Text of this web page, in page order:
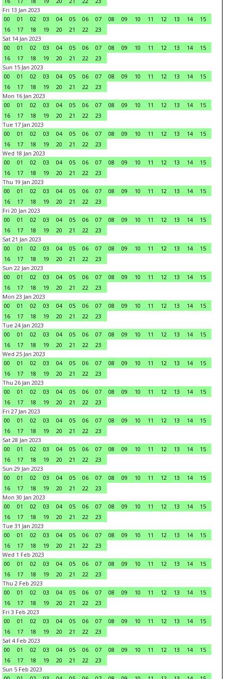
Fri 13 Jan 2023
00
01 02 03 04 05 06 07 08 09 10 11 12 13 14
15
16
17 18 19 20 21 22
23
Sat 14 Jan 2023
00
01 02 03 04 05 06 07 08 09 10 11 12 13 14
15
16
17 18 19 20 21 22
23
Sun 15 Jan 2023
00
01 02 03 04 05 06 07 08 09 10 11 12 13 14
15
16
17 18 19 20 21 22
23
Mon 16 Jan 2023
00
01 02 03 04 05 06 07 08 09 10 11 12 13 14
15
16
17 18 19 20 21 22
23
Tue 17 Jan 2023
00
01 02 03 04 05 06 07 08 09 10 11 12 13 14
15
16
17 18 19 20 21 22
23
Wed 18 Jan 2023
00
01 02 03 04 05 06 07 08 09 10 11 12 13 14
15
16
17 18 19 20 21 22
23
Thu 19 Jan 2023
00
01 02 03 04 05 06 07 08 09 10 11 12 13 14
15
16
17 18 19 20 21 22
23
Fri 20 Jan 2023
00
01 02 03 04 05 06 07 08 09 10 11 12 13 14
15
16
17 18 19 20 21 22
23
Sat 21 Jan 2023
00
01 02 03 04 05 06 07 08 09 10 11 12 13 14
15
16
17 18 19 20 21 22
23
Sun 22 Jan 2023
00
01 02 03 04 05 06 07 08 09 10 11 12 13 14
15
16
17 18 19 20 21 22
23
Mon 23 Jan 2023
00
01 02 03 04 05 06 07 08 09 10 11 12 13 14
15
16
17 18 19 20 21 22
23
Tue 24 Jan 2023
00
01 02 03 04 05 06 07 08 09 10 11 12 13 14
15
16
17 18 19 20 21 22
23
Wed 25 Jan 2023
00
01 02 03 04 05 06 07 08 09 10 11 12 13 14
15
16
17 18 19 20 21 22
23
Thu 26 Jan 2023
00
01 02 03 04 05 06 07 08 09 10 11 12 13 14
15
16
17 18 19 20 21 22
23
Fri 27 Jan 2023
00
01 02 03 04 05 06 07 08 09 10 11 12 13 14
15
16
17 18 19 20 21 22
23
Sat 28 Jan 2023
00
01 02 03 04 05 06 07 08 09 10 11 12 13 14
15
16
17 18 19 20 21 22
23
Sun 29 Jan 2023
00
01 02 03 04 05 06 07 08 09 10 11 12 13 14
15
16
17 18 19 20 21 22
23
Mon 30 Jan 2023
00
01 02 03 04 05 06 07 08 09 10 11 12 13 14
15
16
17 18 19 20 21 22
23
Tue 31 Jan 2023
00
01 02 03 04 05 06 07 08 09 10 11 12 13 14
15
16
17 18 19 20 21 22
23
Wed 1 Feb 2023
00
01 02 03 04 05 06 07 08 09 10 11 12 13 14
15
16
17 18 19 20 21 22
23
Thu 2 Feb 2023
00
01 02 03 04 05 06 07 08 09 10 11 12 13 14
15
16
17 18 19 20 21 22
23
Fri 3 Feb 2023
00
01 02 03 04 05 06 07 08 09 10 11 12 13 14
15
16
17 18 19 20 21 22
23
Sat 4 Feb 2023
00
01 02 03 04 05 06 07 08 09 10 11 12 13 14
15
16
17 18 19 20 21 22
23
Sun 5 Feb 2023